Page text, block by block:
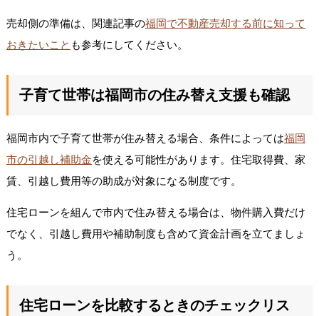
売却側の準備は、関連記事の福岡で不動産売却する前に知って
おきたいこと も参考にしてください。
子育て世帯は福岡市の住み替え支援も確認
福岡市内で子育て世帯が住み替える場合、条件によっては福岡
市の引越し補助金を使える可能性があります。住宅取得費、家
賃、引越し費用等の助成が対象になる制度です。
住宅ローンを組んで市内で住み替える場合は、物件購入費だけ
でなく、引越し費用や補助制度も含めて資金計画を立てましょ
う。
住宅ローンを比較するときのチェックリス